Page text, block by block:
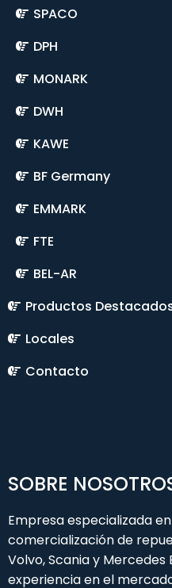
SPACO
DPH
MONARK
DWH
KAWE
BF Germany
EMMARK
FTE
BEL-AR
Productos
Locales
Contacto
SOBRE
Empresa especializada
comercialización de
Volvo, Scania y
experiencia en el